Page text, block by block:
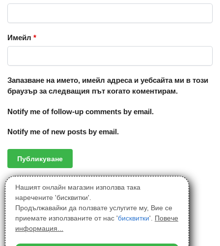
Имейл *
Запазване на името, имейл адреса и уебсайта ми в този
браузър за следващия път когато коментирам.
Notify me of follow-up comments by email.
Notify me of new posts by email.
Нашият онлайн магазин използва така
наречените 'бисквитки'.
Продължавайки да ползвате услугите му, Вие се
приемате използваните от нас 'бисквитки'. Повече
информация...